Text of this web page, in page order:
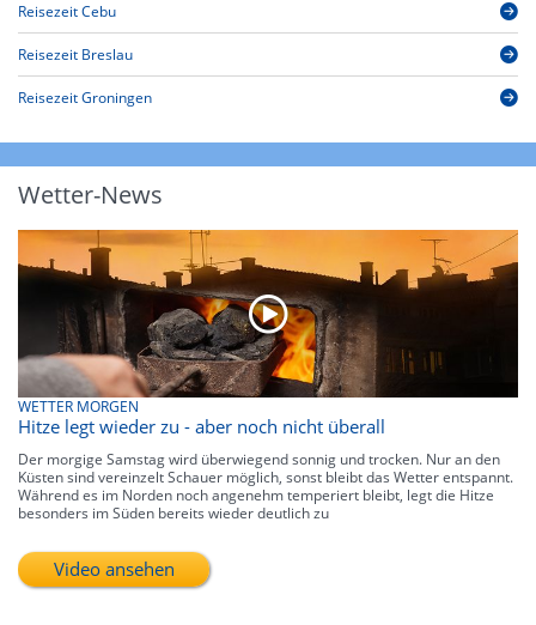
Reisezeit Cebu
Reisezeit Breslau
Reisezeit Groningen
Wetter-News
WETTER MORGEN
Hitze legt wieder zu - aber noch nicht überall
Der morgige Samstag wird überwiegend sonnig und trocken. Nur an den
Küsten sind vereinzelt Schauer möglich, sonst bleibt das Wetter entspannt.
Während es im Norden noch angenehm temperiert bleibt, legt die Hitze
besonders im Süden bereits wieder deutlich zu
Video ansehen